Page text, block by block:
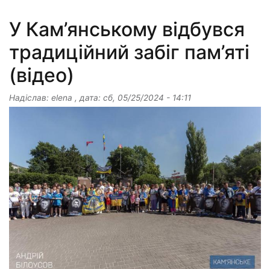
У Кам’янському відбувся
традиційний забіг пам’яті
(відео)
Надіслав: elena , дата: сб, 05/25/2024 - 14:11